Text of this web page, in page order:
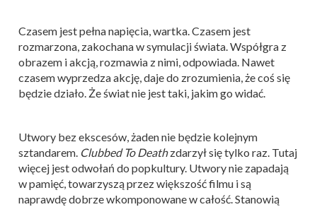
Czasem jest pełna napięcia, wartka. Czasem jest
rozmarzona, zakochana w symulacji świata. Współgra z
obrazem i akcją, rozmawia z nimi, odpowiada. Nawet
czasem wyprzedza akcję, daje do zrozumienia, że coś się
będzie działo. Że świat nie jest taki, jakim go widać.
Utwory bez ekscesów, żaden nie będzie kolejnym
sztandarem. Clubbed To Deathzdarzył się tylko raz. Tutaj
więcej jest odwołań do popkultury. Utwory nie zapadają
w pamięć, towarzyszą przez większość filmu i są
naprawdę dobrze wkomponowane w całość. Stanowią